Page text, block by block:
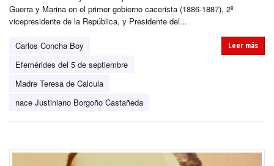
Guerra y Marina en el primer gobierno cacerista (1886-1887), 2º
vicepresidente de la República, y Presidente del...
Carlos Concha Boy
Efemérides del 5 de septiembre
Madre Teresa de Calcula
nace Justiniano Borgoño Castañeda
Leer más